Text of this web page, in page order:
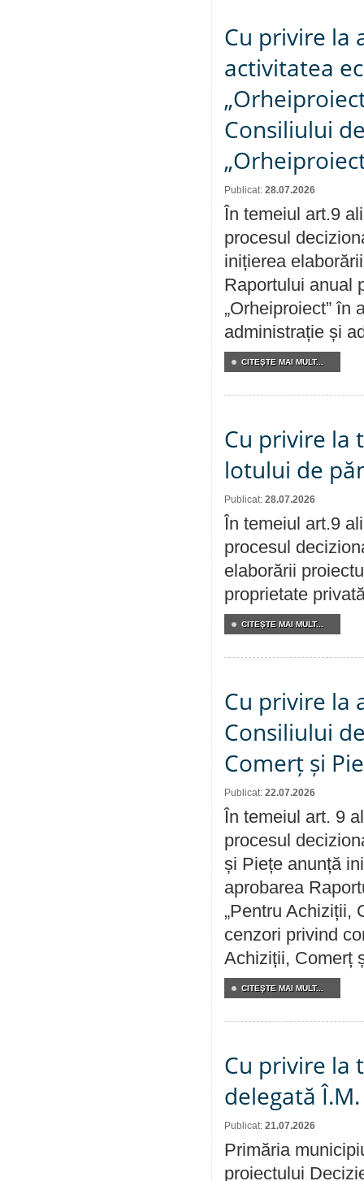
Cu privire la
activitatea
Consiliului
Publicat: 28.07.2026
În temeiul art.9
procesul
inițierea
Raportului anual
„Orheiproiect” în
administrație și
CITEŞTE MAI MULT...
Cu privire la
lotului de
Publicat: 28.07.2026
În temeiul art.9
procesul
elaborării
proprietate
CITEŞTE MAI MULT...
Cu privire la
Consiliului
Comerț și
Publicat: 22.07.2026
În temeiul art. 9
procesul
și Piețe anunță
aprobarea
„Pentru Achiziții,
cenzori privind
Achiziții, Comerț
CITEŞTE MAI MULT...
Cu privire la
delegată
Publicat: 21.07.2026
Primăria
proiectului